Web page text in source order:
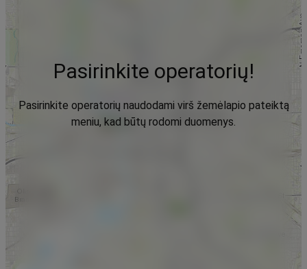
Pasirinkite operatorių!
Pasirinkite operatorių naudodami virš žemėlapio pateiktą
meniu, kad būtų rodomi duomenys.